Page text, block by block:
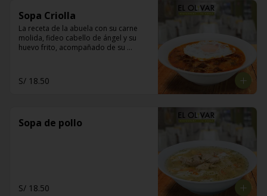
Sopa Criolla
La receta de la abuela con su carne
molida, fideo cabello de ángel y su
huevo frito, acompañado de su
S/ 18.50
Sopa de pollo
S/ 18.50